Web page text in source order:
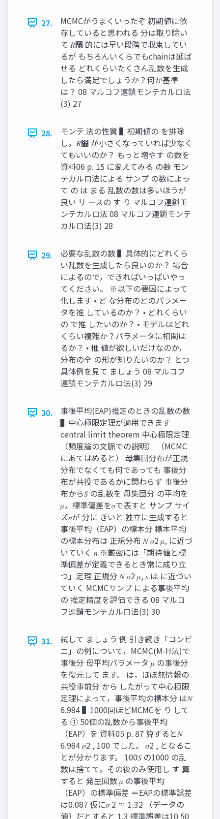
27.
MCMCがうまくいったぞ 初期値に依
存していると思われる 分は取り除い
て 𝑅෠ 的には早い段階で収束してい
るが もちろんいくらでもchainは延ば
せる どれくらいたくさん乱数を生成
したら満足でしょうか？何か基準
は？ 08 マルコフ連鎖モンテカルロ法
(3) 27
28.
モンテ 法の性質 ▌初期値の を排除
し，𝑅෠ が小さくなっていれば少なく
てもいいのか？ もっと増やす の数を
資料06 p. 15 に変えてみる の数 モン
テカルロ法による サンプ の数によっ
て の は まる 乱数の数は多いほうが
良い リ ースの す り マルコフ連鎖モ
ンテカルロ法 08 マルコフ連鎖モンテ
カルロ法(3) 28
29.
必要な乱数の数 ▌具体的にどれくら
い乱数を生成したら良いのか？ 場合
によるので，できればいっぱいやっ
てください。 ※以下の要因によって
化します • ど な分布のどのパラメー
タを推 しているのか？ • どれくらい
の で推 したいのか？ • モデルはどれ
くらい複雑か？パラメータに相関は
るか？ • 推 値が欲しいだけなのか，
分布の全 の形が知りたいのか？ とつ
具体例を見て ましょう 08 マルコフ
連鎖モンテカルロ法(3) 29
30.
事後平均(EAP)推定のときの乱数の数
▌中心極限定理が適用できます
central limit theorem 中心極限定理
（頻度論の文脈での説明） （MCMC
にあてはめると） 母集団分布が正規
分布でなくても何であっても 事後分
布が共役であるかに関わらず 事後分
布から𝑆 の乱数を 母集団分 の平均を
𝜇，標準偏差を𝜎で表すと サンプ サイ
ズ𝑛が 分に きいと 独立に生成すると
事後平均（EAP）の標本分 標本平均
の標本分布は 正規分布 𝑁 𝜎2 𝜇, に近づ
いていく 𝑛 ※厳密には「期待値と標
準偏差が定義できるとき常に成り立
つ」定理 正規分 𝑁 𝜎2 𝜇, 𝑠 は に近づい
ていく MCMCサンプ による事後平均
の 推定精度を評価できる 08 マルコ
フ連鎖モンテカルロ法(3) 30
31.
試して ましょう 例 引き続き「コンビ
ニ」の例について，MCMC(M-H法)で
事後分 母平均パラメータ 𝜇 の事後分
を復元して ます。 は，ほぼ無情報の
共役事前分 から したがって中心極限
定理によって，事後平均の標本分 は𝑁
6.984 ▌1000回ほどMCMCを り して
る ① 50個の乱数から事後平均
（EAP）を 資料05 p. 87 算すると𝑁
6.984 𝜎2 , 100 でした。 𝜎2 , となるこ
とが分かります。 100𝑆 の1000 の乱
数は捨てて，その後のみ使用し す 算
すると 発生回数 𝜇 の事後平均
（EAP）の標準偏差 ＝EAPの標準誤差
は0.087 仮に𝜎 2 ≃ 1.32 （データの
値）だとすると 1.3 標準誤差は10 50